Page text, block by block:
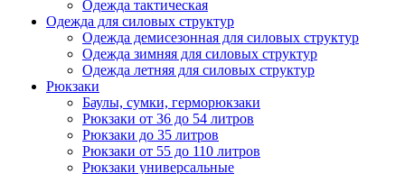
Одежда тактическая
Одежда для силовых структур
Одежда демисезонная для силовых структур
Одежда зимняя для силовых структур
Одежда летняя для силовых структур
Рюкзаки
Баулы, сумки, герморюкзаки
Рюкзаки от 36 до 54 литров
Рюкзаки до 35 литров
Рюкзаки от 55 до 110 литров
Рюкзаки универсальные